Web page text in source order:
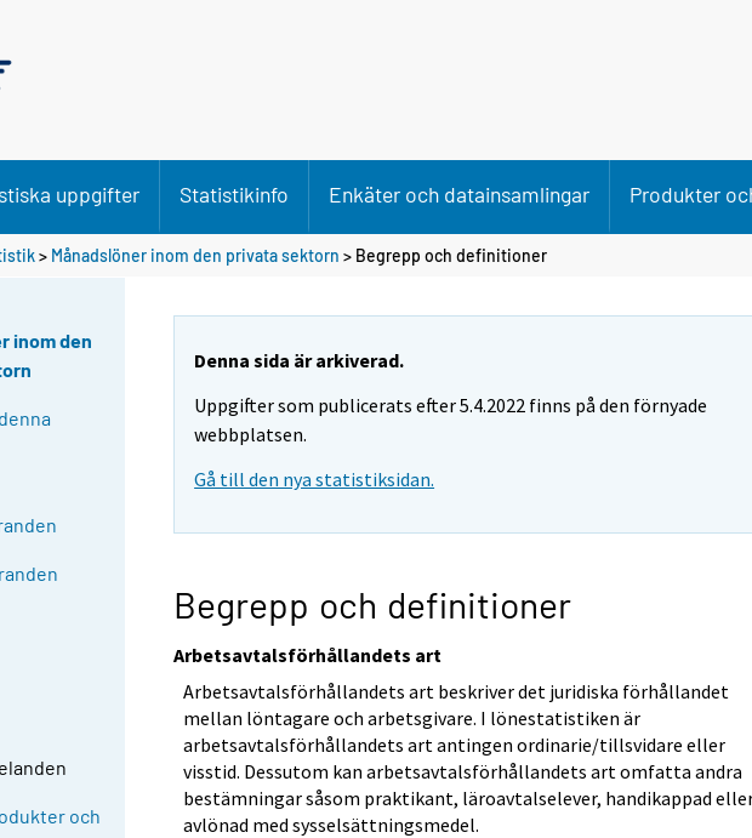
uppgifter Statistikinfo Enkäter och datainsamlingar Produkter
> Månadslöner inom den privata sektorn > Begrepp och definitioner
inom den
och
Denna sida är arkiverad.
Uppgifter som publicerats efter 5.4.2022 finns på den förnyade
webbplatsen.
Gå till den nya statistiksidan.
Begrepp och definitioner
Arbetsavtalsförhållandets art
Arbetsavtalsförhållandets art beskriver det juridiska förhållandet
mellan löntagare och arbetsgivare. I lönestatistiken är
arbetsavtalsförhållandets art antingen ordinarie/tillsvidare eller
visstid. Dessutom kan arbetsavtalsförhållandets art omfatta andra
bestämningar såsom praktikant, läroavtalselever, handikappad
avlönad med sysselsättningsmedel.